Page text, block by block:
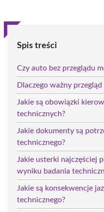
Spis treści
Czy auto bez przeglądu
Dlaczego ważny
Jakie są obowiązki
technicznych?
Jakie dokumenty są
technicznego?
Jakie usterki najczęściej
wyniku badania
Jakie są konsekwencje
technicznego?